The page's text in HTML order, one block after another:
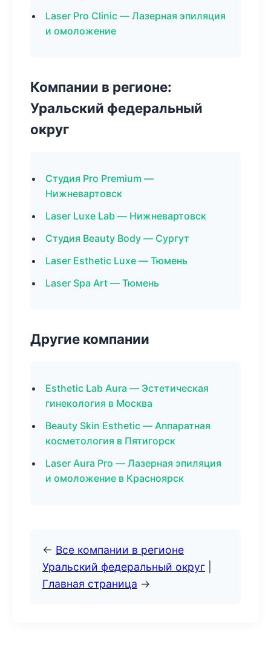
Laser Pro Clinic — Лазерная эпиляция
и омоложение
Компании в регионе:
Уральский федеральный
округ
Студия Pro Premium —
Нижневартовск
Laser Luxe Lab — Нижневартовск
Студия Beauty Body — Сургут
Laser Esthetic Luxe — Тюмень
Laser Spa Art — Тюмень
Другие компании
Esthetic Lab Aura — Эстетическая
гинекология в Москва
Beauty Skin Esthetic — Аппаратная
косметология в Пятигорск
Laser Aura Pro — Лазерная эпиляция
и омоложение в Красноярск
← Все компании в регионе
Уральский федеральный округ
Главная страница →